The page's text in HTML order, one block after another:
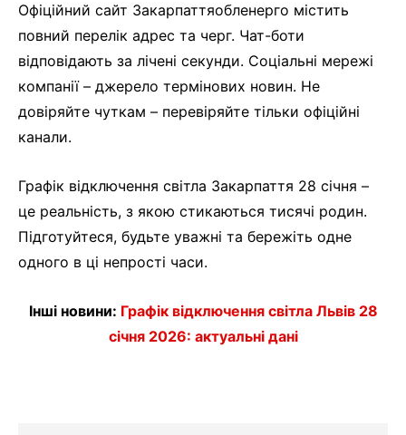
Офіційний сайт Закарпаттяобленерго містить
повний перелік адрес та черг. Чат-боти
відповідають за лічені секунди. Соціальні мережі
компанії – джерело термінових новин. Не
довіряйте чуткам – перевіряйте тільки офіційні
канали.
Графік відключення світла Закарпаття 28 січня –
це реальність, з якою стикаються тисячі родин.
Підготуйтеся, будьте уважні та бережіть одне
одного в ці непрості часи.
Інші новини: Графік відключення світла Львів 28
січня 2026: актуальні дані